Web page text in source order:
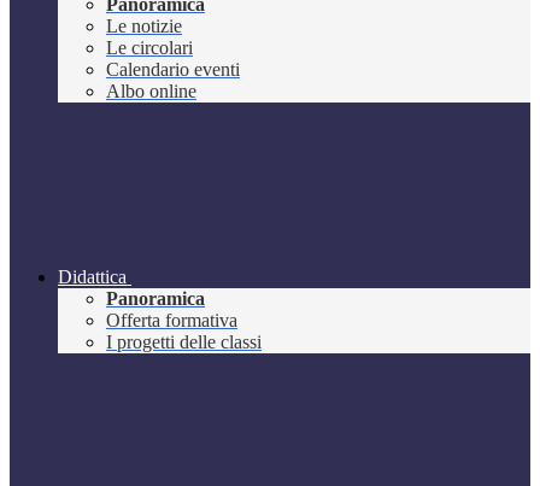
Panoramica
Le notizie
Le circolari
Calendario eventi
Albo online
Didattica
Panoramica
Offerta formativa
I progetti delle classi